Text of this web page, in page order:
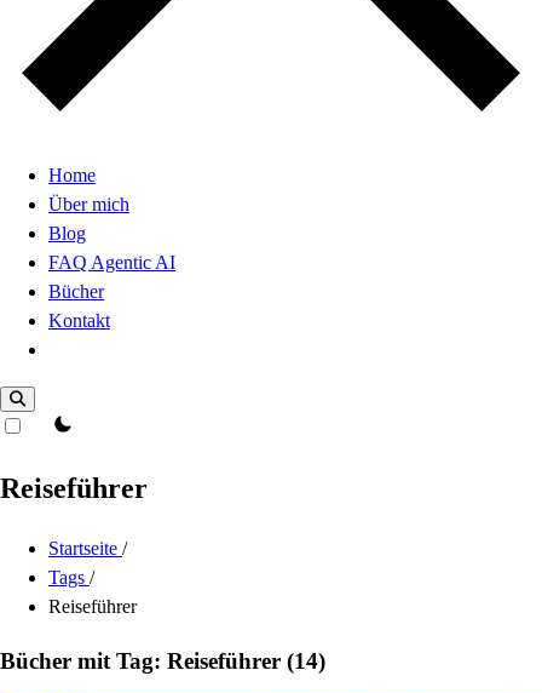
Home
Über mich
Blog
FAQ Agentic AI
Bücher
Kontakt
theme switcher
Reiseführer
Startseite /
Tags /
Reiseführer
Bücher mit Tag: Reiseführer (14)